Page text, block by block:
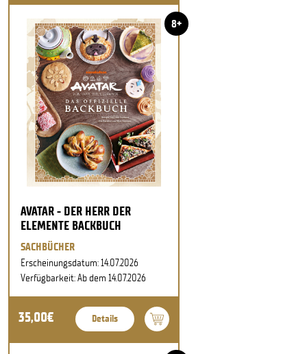
8+
AVATAR - DER HERR DER
ELEMENTE BACKBUCH
SACHBÜCHER
Erscheinungsdatum: 14.07.2026
Verfügbarkeit: Ab dem 14.07.2026
35,00€ Details